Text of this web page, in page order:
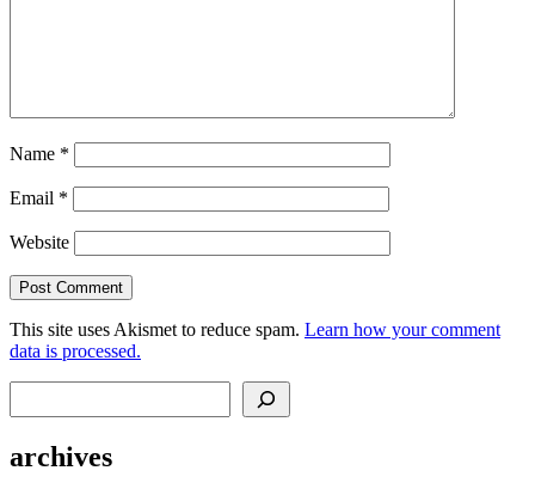
Name *
Email *
Website
This site uses Akismet to reduce spam. Learn how your comment
data is processed.
archives